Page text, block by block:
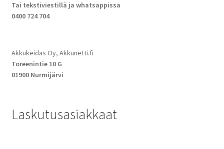
Tai tekstiviestillä ja whatsappissa
0400 724 704
Akkukeidas Oy, Akkunetti.fi
Toreenintie 10 G
01900 Nurmijärvi
Laskutusasiakkaat